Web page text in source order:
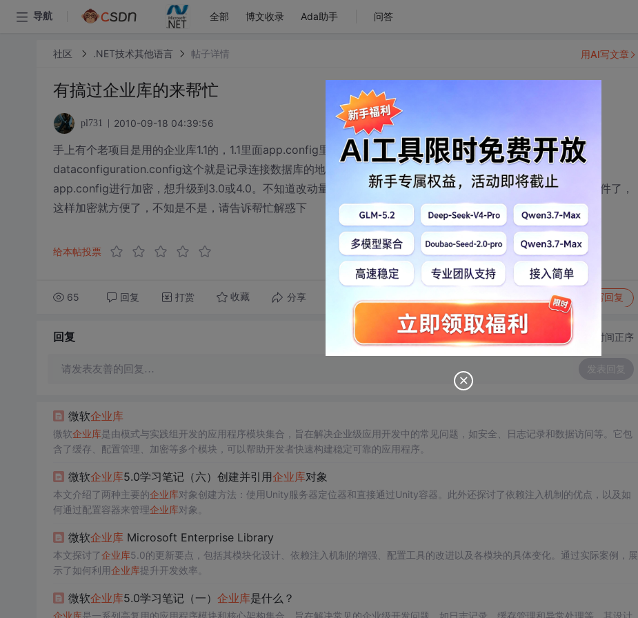
导航 全部 博文收录 Ada助手 问答
社区 .NET技术其他语言 帖子详情
有搞过企业库的来帮忙
pl731 2010-09-18 04:39:56
手上有个老项目是用的企业库1.1的，1.1里面app.config里有4个文件指向分别指向4个config文件，有个是
dataconfiguration.config这个就是记录连接数据库的地址，由于这个里面安全性不高想加密，但是企业库只能对
app.config进行加密，想升级到3.0或4.0。不知道改动量大不大，好像3.0以上配置app.config就只有一个配置文件了，
这样加密就方便了，不知是不是，请告诉帮忙解惑下
给本帖投票
65 回复 打赏 收藏 分享 写回复
用AI写文章
回复 切换为时间正序
请发表友善的回复… 发表回复
微软企业库
微软企业库是由模式与实践组开发的应用程序模块集合，旨在解决企业级应用开发中的常见问题，如安全、日志记录和数据访问等。它包
含了缓存、配置管理、加密等多个模块，可以帮助开发者快速构建稳定可靠的应用程序。
微软企业库5.0学习笔记（六）创建并引用企业库对象
本文介绍了两种主要的企业库对象创建方法：使用Unity服务器定位器和直接通过Unity容器。此外还探讨了依赖注入机制的优点，以及如
何通过配置容器来管理企业库对象。
微软企业库 Microsoft Enterprise Library
本文探讨了企业库5.0的更新要点，包括其模块化设计、依赖注入机制的增强、配置工具的改进以及各模块的具体变化。通过实际案例，展
示了如何利用企业库提升开发效率。
微软企业库5.0学习笔记（一） 企业库是什么？
企业库是一系列高复用的应用程序模块和核心架构集合，旨在解决常见的企业级开发问题，如日志记录、缓存管理和异常处理等。其设计